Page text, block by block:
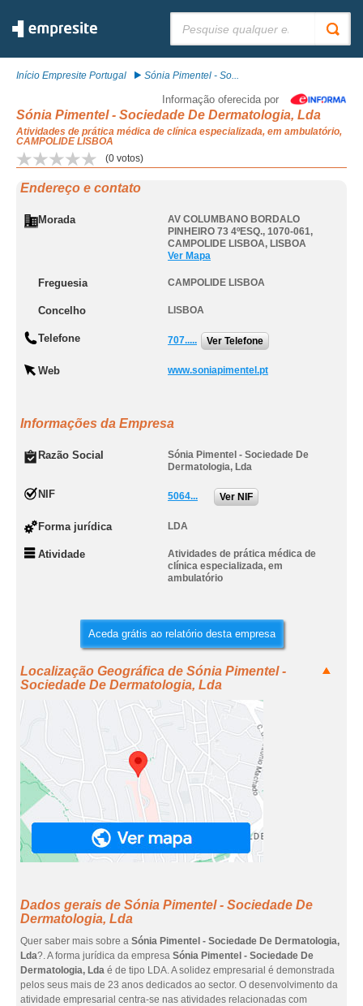
Início Empresite Portugal Sónia Pimentel - So...
Informação oferecida por
Sónia Pimentel - Sociedade De Dermatologia, Lda
Atividades de prática médica de clínica especializada, em ambulatório,
CAMPOLIDE LISBOA
(0 votos)
Endereço e contato
Morada
AV COLUMBANO BORDALO
PINHEIRO 73 4ºESQ., 1070-061,
CAMPOLIDE LISBOA, LISBOA
Ver Mapa
Freguesia CAMPOLIDE LISBOA
Concelho LISBOA
Telefone 707..... Ver Telefone
Web www.soniapimentel.pt
Informações da Empresa
Razão Social
Sónia Pimentel - Sociedade De
Dermatologia, Lda
NIF 5064... Ver NIF
Forma jurídica LDA
Atividade
Atividades de prática médica de
clínica especializada, em
ambulatório
Aceda grátis ao relatório desta empresa
Localização Geográfica de Sónia Pimentel -
Sociedade De Dermatologia, Lda
Dados gerais de Sónia Pimentel - Sociedade De
Dermatologia, Lda
Quer saber mais sobre a Sónia Pimentel - Sociedade De Dermatologia,
Lda?. A forma jurídica da empresa Sónia Pimentel - Sociedade De
Dermatologia, Lda é de tipo LDA. A solidez empresarial é demonstrada
pelos seus mais de 23 anos dedicados ao sector. O desenvolvimento da
atividade empresarial centra-se nas atividades relacionadas com